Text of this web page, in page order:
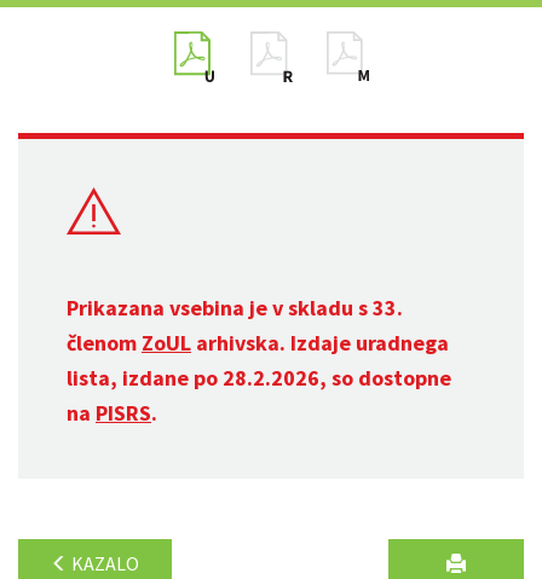
Prikazana vsebina je v skladu s 33.
členom ZoUL arhivska. Izdaje uradnega
lista, izdane po 28.2.2026, so dostopne
na PISRS.
KAZALO